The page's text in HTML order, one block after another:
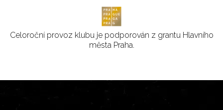
Celoroční provoz klubu je podporován z grantu Hlavního
města Praha.